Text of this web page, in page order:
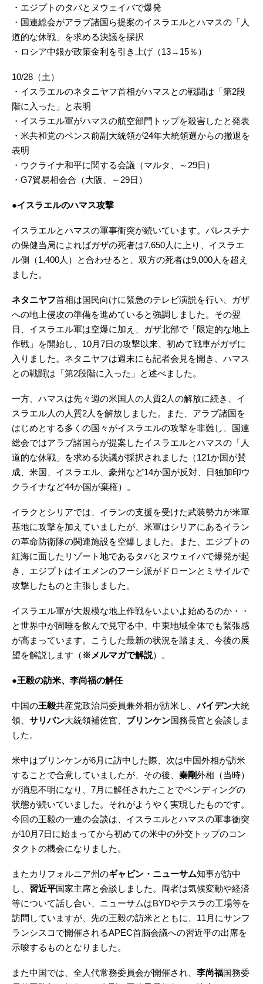
・エジプトのタバとヌウェイバで爆発
・国連総会がアラブ諸国ら提案のイスラエルとハマスの「人
道的な休戦」を求める決議を採択
・ロシア中銀が政策金利を引き上げ（13→15％）
10/28（土）
・イスラエルのネタニヤフ首相がハマスとの戦闘は「第2段
階に入った」と表明
・イスラエル軍がハマスの航空部門トップを殺害したと発表
・米共和党のペンス前副大統領が24年大統領選からの撤退を
表明
・ウクライナ和平に関する会議（マルタ、～29日）
・G7貿易相会合（大阪、～29日）
●イスラエルのハマス攻撃
イスラエルとハマスの軍事衝突が続いています。パレスチナ
の保健当局によればガザの死者は7,650人に上り、イスラエ
ル側（1,400人）と合わせると、双方の死者は9,000人を超え
ました。
ネタニヤフ首相は国民向けに緊急のテレビ演説を行い、ガザ
への地上侵攻の準備を進めていると強調しました。その翌
日、イスラエル軍は空爆に加え、ガザ北部で「限定的な地上
作戦」を開始し、10月7日の攻撃以来、初めて戦車がガザに
入りました。ネタニヤフは週末にも記者会見を開き、ハマス
との戦闘は「第2段階に入った」と述べました。
一方、ハマスは先々週の米国人の人質2人の解放に続き、イ
スラエル人の人質2人を解放しました。また、アラブ諸国を
はじめとする多くの国々がイスラエルの攻撃を非難し、国連
総会ではアラブ諸国らが提案したイスラエルとハマスの「人
道的な休戦」を求める決議が採択されました（121か国が賛
成、米国、イスラエル、豪州など14か国が反対、日独加印ウ
クライナなど44か国が棄権）。
イラクとシリアでは、イランの支援を受けた武装勢力が米軍
基地に攻撃を加えていましたが、米軍はシリアにあるイラン
の革命防衛隊の関連施設を空爆しました。また、エジプトの
紅海に面したリゾート地であるタバとヌウェイバで爆発が起
き、エジプトはイエメンのフーシ派がドローンとミサイルで
攻撃したものと主張しました。
イスラエル軍が大規模な地上作戦をいよいよ始めるのか・・
と世界中が固唾を飲んで見守る中、中東地域全体でも緊張感
が高まっています。こうした最新の状況を踏まえ、今後の展
望を解説します（ ※メルマガで解説）。
●王毅の訪米、李尚福の解任
中国の王毅共産党政治局委員兼外相が訪米し、バイデン大統
領、 サリバン大統領補佐官、 ブリンケン国務長官と会談しま
した。
米中はブリンケンが6月に訪中した際、次は中国外相が訪米
することで合意していましたが、その後、 秦剛外相（当時）
が消息不明になり、7月に解任されたことでペンディングの
状態が続いていました。それがようやく実現したものです。
今回の王毅の一連の会談は、イスラエルとハマスの軍事衝突
が10月7日に始まってから初めての米中の外交トップのコン
タクトの機会になりました。
またカリフォルニア州のギャビン・ニューサム知事が訪中
し、 習近平国家主席と会談しました。両者は気候変動や経済
等について話し合い、ニューサムはBYDやテスラの工場等を
訪問していますが、先の王毅の訪米とともに、11月にサンフ
ランシスコで開催されるAPEC首脳会議への習近平の出席を
示唆するものとなりました。
また中国では、全人代常務委員会が開催され、 李尚福国務委